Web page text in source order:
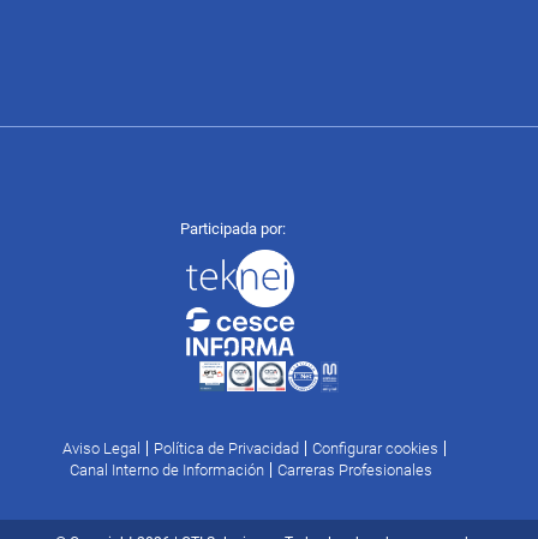
Abierta
Participada
por:
opciones
configuración
Participada por:
de página
Aviso Legal Política de Privacidad
Configurar cookies
Canal Interno de Información
Carreras Profesionales